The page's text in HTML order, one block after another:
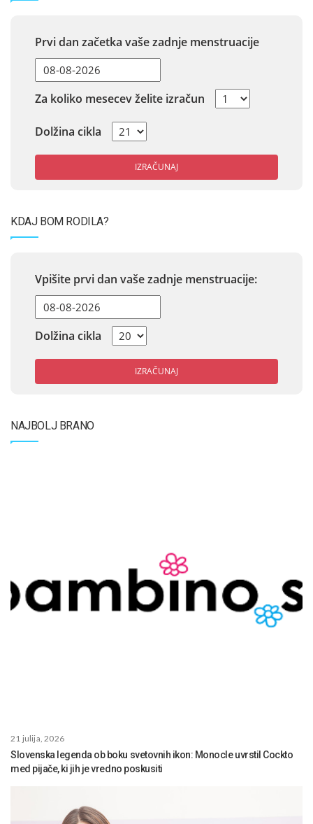
Prvi dan začetka vaše zadnje menstruacije
Za koliko mesecev želite izračun
Dolžina cikla
IZRAČUNAJ
KDAJ BOM RODILA?
Vpišite prvi dan vaše zadnje menstruacije:
Dolžina cikla
IZRAČUNAJ
NAJBOLJ BRANO
21 julija, 2026
Slovenska legenda ob boku svetovnih ikon: Monocle uvrstil Cockto
med pijače, ki jih je vredno poskusiti